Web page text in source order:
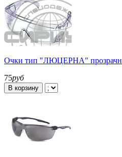
Очки тип "ЛЮЦЕРНА"
75руб
В корзину